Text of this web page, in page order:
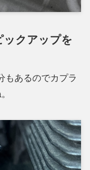
ックアップを
もあるのでカプラ